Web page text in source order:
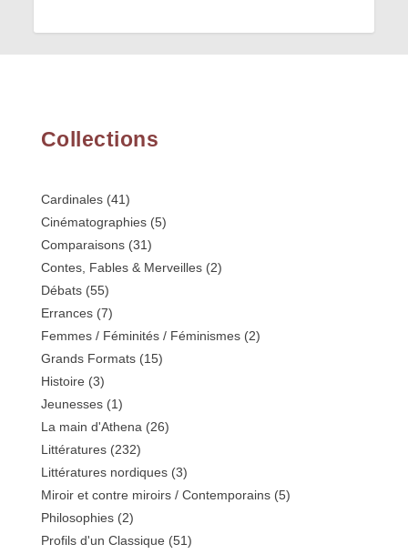
Collections
Cardinales(41)
Cinématographies(5)
Comparaisons(31)
Contes, Fables & Merveilles(2)
Débats(55)
Errances(7)
Femmes / Féminités / Féminismes(2)
Grands Formats(15)
Histoire (3)
Jeunesses(1)
La main d'Athena (26)
Littératures(232)
Littératures nordiques(3)
Miroir et contre miroirs / Contemporains(5)
Philosophies(2)
Profils d'un Classique (51)